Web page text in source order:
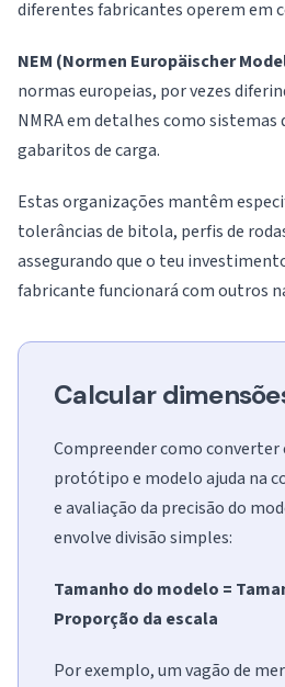
diferentes fabricantes operem em
NEM (Normen Europäischer
normas europeias, por vezes
NMRA em detalhes como sistemas
gabaritos de carga.
Estas organizações mantêm
tolerâncias de bitola, perfis de
assegurando que o teu
fabricante funcionará com outros
Calcular
Compreender como converter
protótipo e modelo ajuda na
e avaliação da precisão do
envolve divisão simples:
Tamanho do modelo =
Proporção da escala
Por exemplo, um vagão de